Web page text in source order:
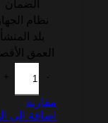
الضمان
نظام الجهاز
بلد المنشأ
العمق
مقارنة
اضافة الى